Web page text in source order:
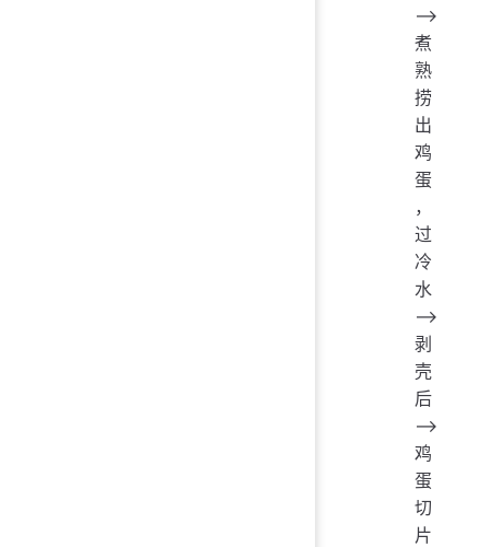
——>
煮
熟
捞
出
鸡
蛋
，
过
冷
水
——>
剥
壳
后
——>
鸡
蛋
切
片